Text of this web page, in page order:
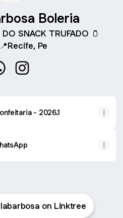
Boleria
SNACK TRUFADO 🫙
Pe
- 2026.1
on Linktree